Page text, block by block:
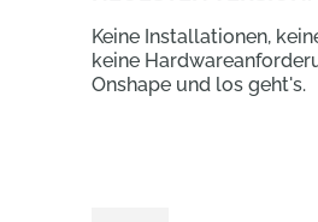
Keine Installationen,
keine
Onshape und los geht's.